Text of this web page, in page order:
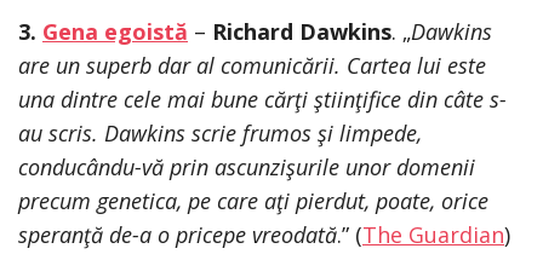
3. Gena egoistă – Richard Dawkins. „Dawkins
are un superb dar al comunicării. Cartea lui este
una dintre cele mai bune cărţi ştiinţifice din câte s-
au scris. Dawkins scrie frumos şi limpede,
conducându-vă prin ascunzişurile unor domenii
precum genetica, pe care aţi pierdut, poate, orice
speranţă de-a o pricepe vreodată.” (The Guardian)